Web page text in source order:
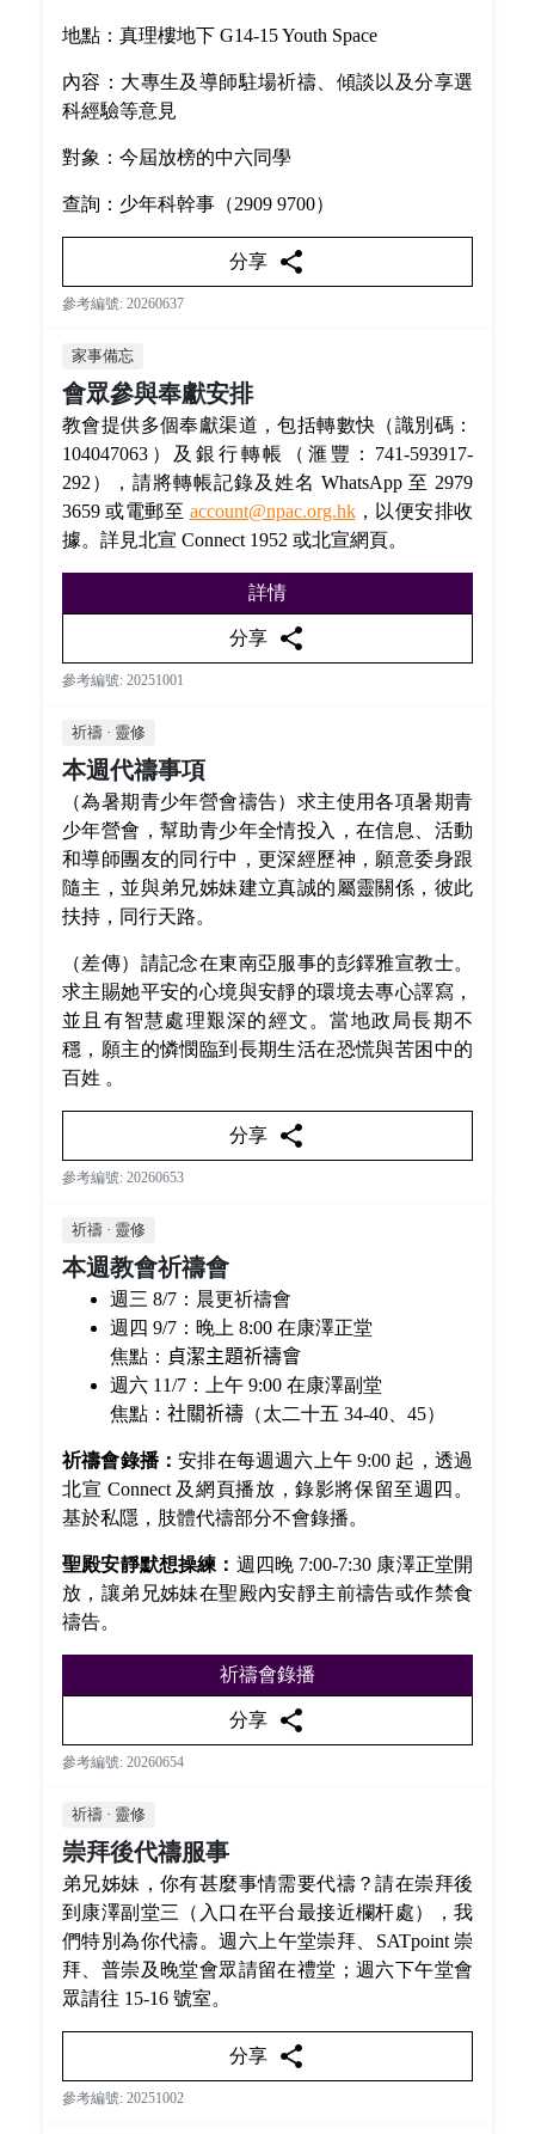
地點：真理樓地下 G14-15 Youth Space
內容：大專生及導師駐場祈禱、傾談以及分享選
科經驗等意見
對象：今屆放榜的中六同學
查詢：少年科幹事（2909 9700）
分享 share
參考編號: 20260637
家事備忘
會眾參與奉獻安排
教會提供多個奉獻渠道，包括轉數快（識別碼：
104047063）及銀行轉帳（滙豐：741-593917-
292），請將轉帳記錄及姓名 WhatsApp 至 2979
3659 或電郵至 account@npac.org.hk，以便安排收
據。詳見北宣 Connect 1952 或北宣網頁。
詳情
分享 share
參考編號: 20251001
祈禱 · 靈修
本週代禱事項
（為暑期青少年營會禱告）求主使用各項暑期青
少年營會，幫助青少年全情投入，在信息、活動
和導師團友的同行中，更深經歷神，願意委身跟
隨主，並與弟兄姊妹建立真誠的屬靈關係，彼此
扶持，同行天路。
（差傳）請記念在東南亞服事的彭鐸雅宣教士。
求主賜她平安的心境與安靜的環境去專心譯寫，
並且有智慧處理艱深的經文。當地政局長期不
穩，願主的憐憫臨到長期生活在恐慌與苦困中的
百姓 。
分享 share
參考編號: 20260653
祈禱 · 靈修
本週教會祈禱會
週三 8/7：晨更祈禱會
週四 9/7：晚上 8:00 在康澤正堂
焦點： 貞潔主題祈禱會
週六 11/7：上午 9:00 在康澤副堂
焦點： 社關祈禱 （太二十五 34-40、45）
祈禱會錄播：安排在每週週六上午 9:00 起，透過
北宣 Connect 及網頁播放，錄影將保留至週四。
基於私隱，肢體代禱部分不會錄播。
聖殿安靜默想操練： 週四晚 7:00-7:30 康澤正堂開
放，讓弟兄姊妹在聖殿內安靜主前禱告或作禁食
禱告。
祈禱會錄播
分享 share
參考編號: 20260654
祈禱 · 靈修
崇拜後代禱服事
弟兄姊妹，你有甚麼事情需要代禱？請在崇拜後
到康澤副堂三（入口在平台最接近欄杆處），我
們特別為你代禱。週六上午堂崇拜、SATpoint 崇
拜、普崇及晚堂會眾請留在禮堂；週六下午堂會
眾請往 15-16 號室。
分享 share
參考編號: 20251002